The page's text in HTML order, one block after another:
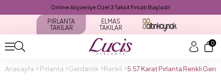
Online Alışverişe Özel 3 Taksit Fırsatı Başladı!
PIRLANTA
TAKILAR
ELMAS
TAKILAR
0
Anasayfa Pırlanta Gerdanlık Renkli 5.57 Karat Pırlanta Renkli